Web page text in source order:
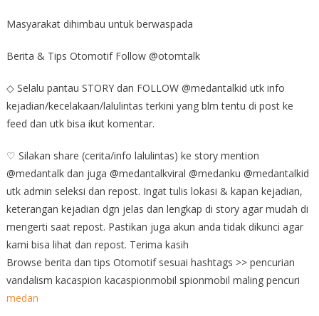
Masyarakat dihimbau untuk berwaspada
Berita & Tips Otomotif Follow @otomtalk
◇ Selalu pantau STORY dan FOLLOW @medantalkid utk info
kejadian/kecelakaan/lalulintas terkini yang blm tentu di post ke
feed dan utk bisa ikut komentar.
♡ Silakan share (cerita/info lalulintas) ke story mention
@medantalk dan juga @medantalkviral @medanku @medantalkid
utk admin seleksi dan repost. Ingat tulis lokasi & kapan kejadian,
keterangan kejadian dgn jelas dan lengkap di story agar mudah di
mengerti saat repost. Pastikan juga akun anda tidak dikunci agar
kami bisa lihat dan repost. Terima kasih
Browse berita dan tips Otomotif sesuai hashtags >> pencurian
vandalism kacaspion kacaspionmobil spionmobil maling pencuri
medan